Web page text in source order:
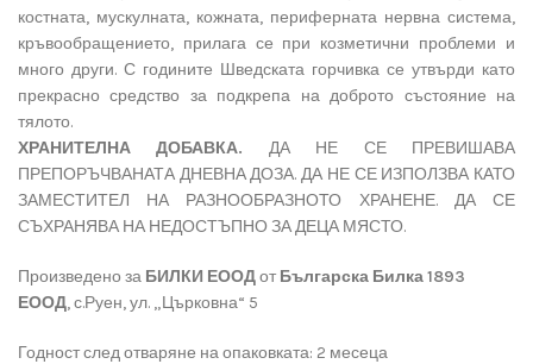
костната, мускулната, кожната, периферната нервна система,
кръвообращението, прилага се при козметични проблеми и
много други. С годините Шведската горчивка се утвърди като
прекрасно средство за подкрепа на доброто състояние на
тялото.
ХРАНИТЕЛНА ДОБАВКА. ДА НЕ СЕ ПРЕВИШАВА
ПРЕПОРЪЧВАНАТА ДНЕВНА ДОЗА. ДА НЕ СЕ ИЗПОЛЗВА КАТО
ЗАМЕСТИТЕЛ НА РАЗНООБРАЗНОТО ХРАНЕНЕ. ДА СЕ
СЪХРАНЯВА НА НЕДОСТЪПНО ЗА ДЕЦА МЯСТО.
Произведено за БИЛКИ ЕООДот Българска Билка 1893
ЕООД, с.Руен, ул. „Църковна“ 5
Годност след отваряне на опаковката: 2 месеца